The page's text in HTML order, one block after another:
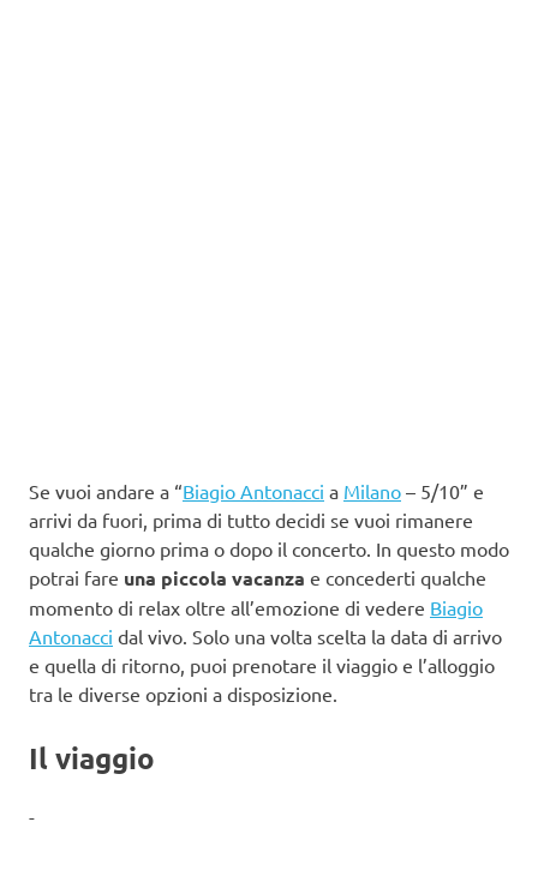
Se vuoi andare a “Biagio Antonacci a Milano – 5/10” e
arrivi da fuori, prima di tutto decidi se vuoi rimanere
qualche giorno prima o dopo il concerto. In questo modo
potrai fare una piccola vacanza e concederti qualche
momento di relax oltre all’emozione di vedere Biagio
Antonacci dal vivo. Solo una volta scelta la data di arrivo
e quella di ritorno, puoi prenotare il viaggio e l’alloggio
tra le diverse opzioni a disposizione.
Il viaggio
-